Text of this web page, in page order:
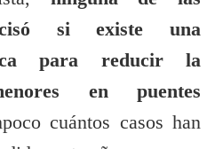
si existe una
para reducir la
en puentes
cuántos casos han